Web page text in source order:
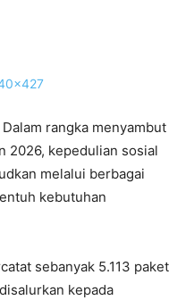
Dalam rangka menyambut
2026, kepedulian sosial
melalui berbagai
kebutuhan
sebanyak 5.113 paket
kepada